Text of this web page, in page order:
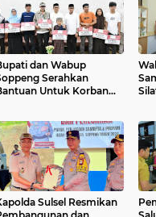
dan Wabup
Serahkan
Untuk Korban
Sulsel Resmikan